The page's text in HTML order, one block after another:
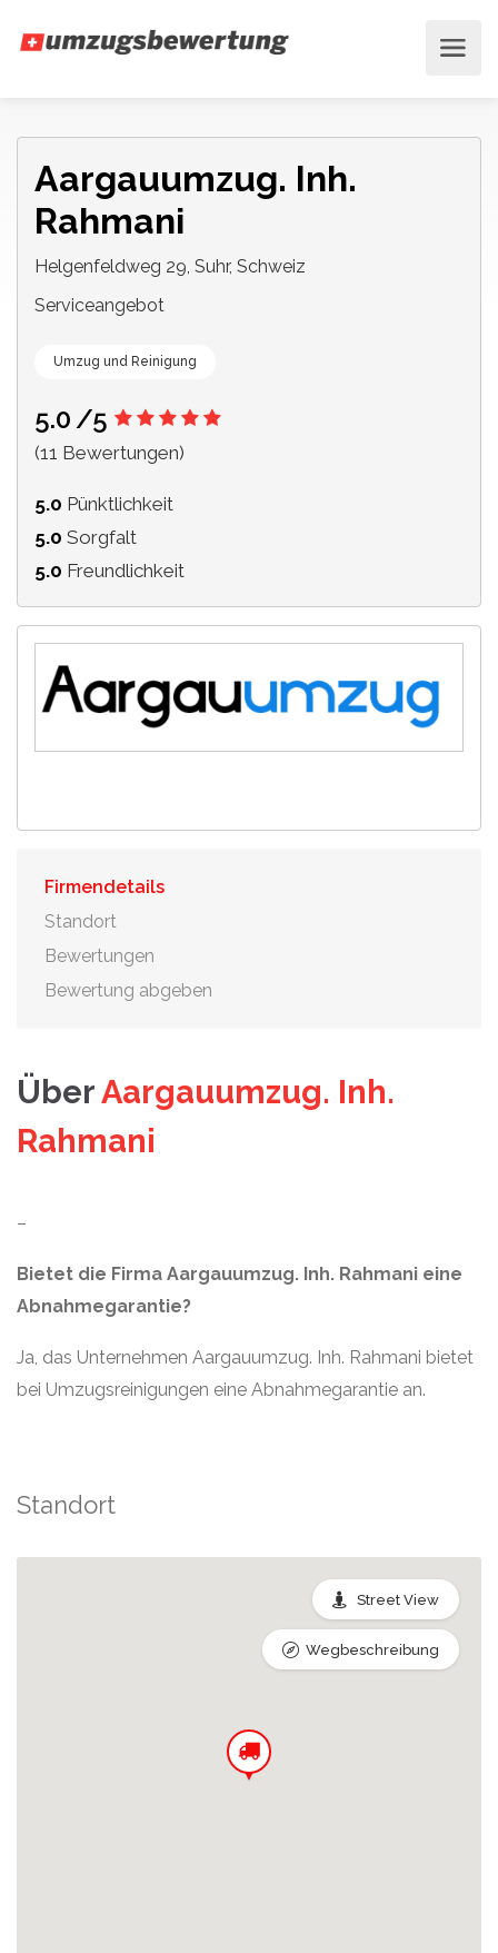
Aargauumzug. Inh.
Rahmani
Helgenfeldweg 29, Suhr, Schweiz
Serviceangebot
Umzug und Reinigung
5.0 /5
(11 Bewertungen)
5.0 Pünktlichkeit
5.0 Sorgfalt
5.0 Freundlichkeit
Firmendetails
Standort
Bewertungen
Bewertung abgeben
ÜberAargauumzug. Inh.
Rahmani
–
Bietet die Firma Aargauumzug. Inh. Rahmani eine
Abnahmegarantie?
Ja, das Unternehmen Aargauumzug. Inh. Rahmani bietet
bei Umzugsreinigungen eine Abnahmegarantie an.
Standort
Street View
Wegbeschreibung